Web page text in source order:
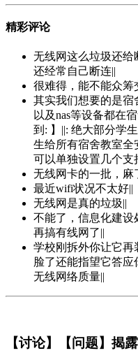
精彩评论
无线网这么垃圾还给
还经常自己断连||
很难得，能不能众筹
其实我们想要的是
以及nas等设备都在
到: 】||: 绝大部分学
生给所有宿舍教室全
可以单独设置几个支
无线网卡的一批，麻
最近wifi状况不太好||
无线网是真的垃圾||
不能了，信息化建设
再搞有线网了||
学校刚拆外你让它再
脸了还能指望它答应
无线网络质量||
【讨论】【问题】揭